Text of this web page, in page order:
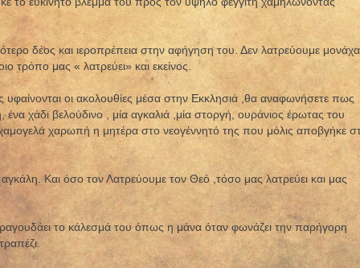
δέος και ιεροπρέπεια στην αφήγηση του. Δεν λατρεύουμε μονάχα
τρόπο μας « λατρεύει» και εκείνος.
υφαίνονται οι ακολουθίες μέσα στην Εκκλησιά ,θα αναφωνήσετε πως
ένα χάδι βελούδινο , μία αγκαλιά ,μία στοργή, ουράνιος έρωτας του
χαρωπή η μητέρα στο νεογέννητό της που μόλις αποβγήκε
αγκάλη. Και όσο τον Λατρεύουμε τον Θεό ,τόσο μας λατρεύει και μας
το κάλεσμά του όπως η μάνα όταν φωνάζει την παρήγορη